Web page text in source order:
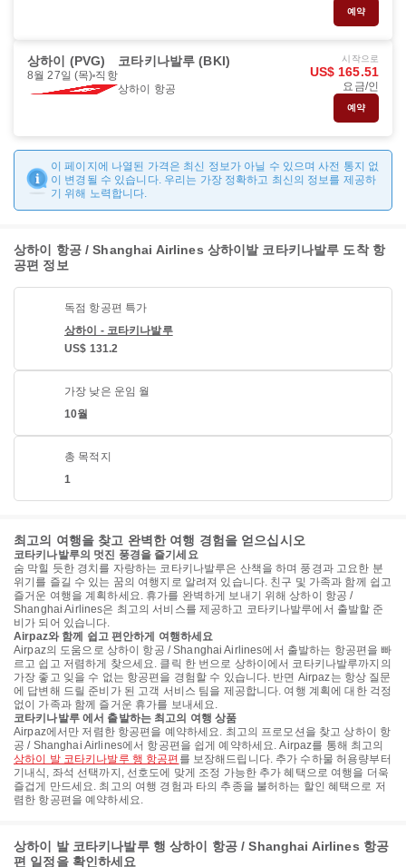
예약
상하이 (PVG) 코타키나발루 (BKI)
8월 27일 (목) 직항
상하이 항공
시작으로
US$ 165.51
요금/인
예약
이 페이지에 나열된 가격은 최신 정보가 아닐 수 있으며 사전 통지 없
이 변경될 수 있습니다. 우리는 가장 정확하고 최신의 정보를 제공하
기 위해 노력합니다.
상하이 항공 / Shanghai Airlines 상하이발 코타키나발루 도착 항
공편 정보
독점 항공편 특가
상하이 - 코타키나발루
US$ 131.2
가장 낮은 운임 월
10월
총 목적지
1
최고의 여행을 찾고 완벽한 여행 경험을 얻으십시오
코타키나발루의 멋진 풍경을 즐기세요
숨 막힐 듯한 경치를 자랑하는 코타키나발루은 산책을 하며 풍경과 고요한 분
위기를 즐길 수 있는 꿈의 여행지로 알려져 있습니다. 친구 및 가족과 함께 쉽고
즐거운 여행을 계획하세요. 휴가를 완벽하게 보내기 위해 상하이 항공 /
Shanghai Airlines은 최고의 서비스를 제공하고 코타키나발루에서 출발할 준
비가 되어 있습니다.
Airpaz와 함께 쉽고 편안하게 여행하세요
Airpaz의 도움으로 상하이 항공 / Shanghai Airlines에서 출발하는 항공편을 빠
르고 쉽고 저렴하게 찾으세요. 클릭 한 번으로 상하이에서 코타키나발루까지의
가장 좋고 잊을 수 없는 항공편을 경험할 수 있습니다. 반면 Airpaz는 항상 질문
에 답변해 드릴 준비가 된 고객 서비스 팀을 제공합니다. 여행 계획에 대한 걱정
없이 가족과 함께 즐거운 휴가를 보내세요.
코타키나발루 에서 출발하는 최고의 여행 상품
Airpaz에서만 저렴한 항공편을 예약하세요. 최고의 프로모션을 찾고 상하이 항
공 / Shanghai Airlines에서 항공편을 쉽게 예약하세요. Airpaz를 통해 최고의
상하이 발 코타키나발루 행 항공편 를 보장해드립니다. 추가 수하물 허용량부터
기내식, 좌석 선택까지, 선호도에 맞게 조정 가능한 추가 혜택으로 여행을 더욱
즐겁게 만드세요. 최고의 여행 경험과 타의 추종을 불허하는 할인 혜택으로 저
렴한 항공편을 예약하세요.
상하이 발 코타키나발루 행 상하이 항공 / Shanghai Airlines 항공
편 일정을 확인하세요